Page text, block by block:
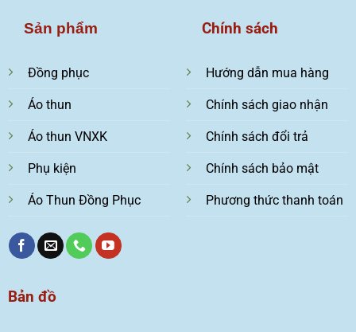
Sản phẩm
Đồng phục
Áo thun
Áo thun VNXK
Phụ kiện
Áo Thun Đồng Phục
Chính sách
Hướng dẫn mua hàng
Chính sách giao nhận
Chính sách đổi trả
Chính sách bảo mật
Phương thức thanh toán
Bản đồ